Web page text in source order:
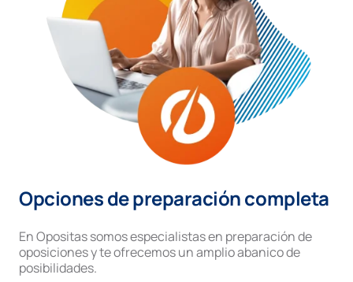
Opciones de preparación completa
En Opositas somos especialistas en preparación de
oposiciones y te ofrecemos un amplio abanico de
posibilidades.